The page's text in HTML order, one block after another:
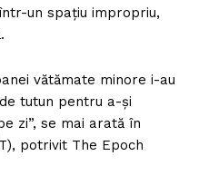
un spaţiu impropriu,
vătămate minore i-au
tutun pentru a-şi
zi”, se mai arată în
potrivit The Epoch